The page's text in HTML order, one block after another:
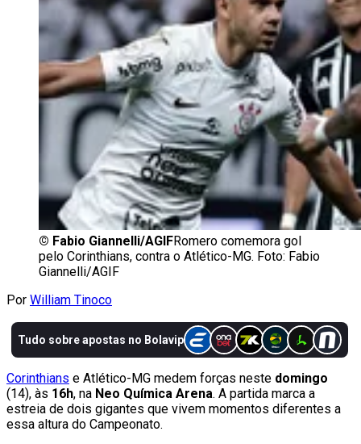
© Fabio Giannelli/AGIFRomero comemora gol
pelo Corinthians, contra o Atlético-MG. Foto: Fabio
Giannelli/AGIF
Por William Tinoco
Corinthians e Atlético-MG medem forças neste domingo
(14), às 16h, na Neo Química Arena. A partida marca a
estreia de dois gigantes que vivem momentos diferentes a
essa altura do Campeonato.